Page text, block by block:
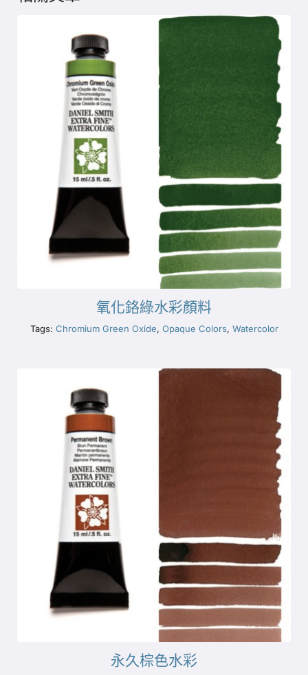
氧化鉻綠水彩顏料
Tags: Chromium Green Oxide, Opaque Colors, Watercolor
永久棕色水彩